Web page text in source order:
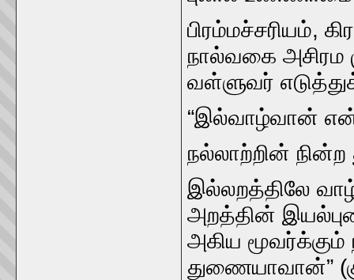
பிரம்மச்சரியம்‌,
நால்வகை அசிரம
வள்ளுவர்‌
“இல்வாழ்வான்‌
நல்லாற்றின்‌
இல்லறத்திலே
அறத்தின்‌
அகிய மூவர்க்கும்‌
துணையாவான்‌”